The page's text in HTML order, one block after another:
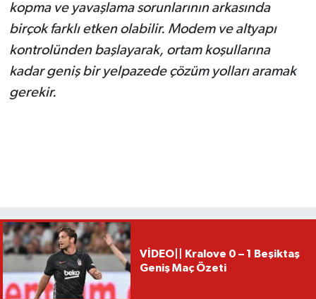
kopma ve yavaşlama sorunlarının arkasında
birçok farklı etken olabilir. Modem ve altyapı
kontrolünden başlayarak, ortam koşullarına
kadar geniş bir yelpazede çözüm yolları aramak
gerekir.
VİDEO|| Kralove 0 – 1 Beşiktaş
Geniş Maç Özeti